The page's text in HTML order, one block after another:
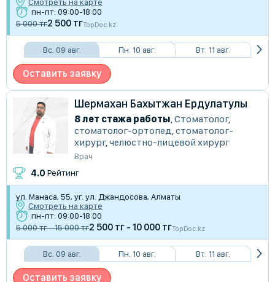
пн-пт: 09:00-18:00
5 000 тг2 500 тгTopDoc.kz
Вс. 09 авг. Пн. 10 авг. Вт. 11 авг.
Оставить заявку
Шермахан Бахытжан Ердулатулы
8 лет стажа работы Стоматолог,
стоматолог-ортопед стоматолог-
хирург, челюстно-лицевой хирург
Врач
4.0 Рейтинг
ул. Манаса, 55, уг. ул. Джандосова, Алматы
Смотреть на карте
пн-пт: 09:00-18:00
5 000 тг - 15 000 тг2 500 тг - 10 000 тгTopDoc.kz
Вс. 09 авг. Пн. 10 авг. Вт. 11 авг.
Оставить заявку